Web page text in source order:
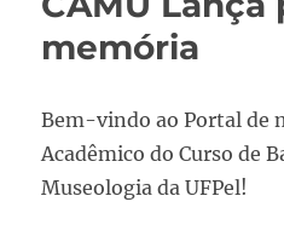
memória
Bem-vindo ao Portal de
Acadêmico do Curso de
Museologia da UFPel!